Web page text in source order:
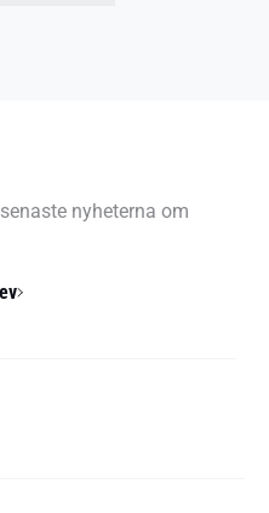
nyheterna om